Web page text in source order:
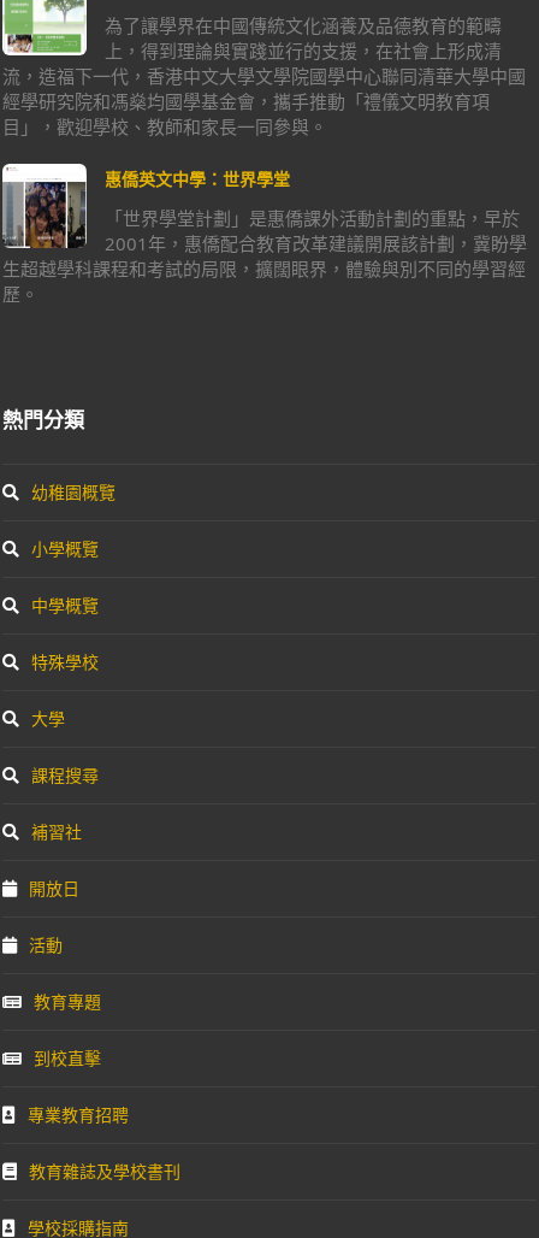
為了讓學界在中國傳統文化涵養及品德教育的範疇
上，得到理論與實踐並行的支援，在社會上形成清
流，造福下一代，香港中文大學文學院國學中心聯同清華大學中國
經學研究院和馮燊均國學基金會，攜手推動「禮儀文明教育項
目」，歡迎學校、教師和家長一同參與。
惠僑英文中學：世界學堂
「世界學堂計劃」是惠僑課外活動計劃的重點，早於
2001年，惠僑配合教育改革建議開展該計劃，冀盼學
生超越學科課程和考試的局限，擴闊眼界，體驗與別不同的學習經
歷。
熱門分類
幼稚園概覽
小學概覽
中學概覽
特殊學校
大學
課程搜尋
補習社
開放日
活動
教育專題
到校直擊
專業教育招聘
教育雜誌及學校書刊
學校採購指南